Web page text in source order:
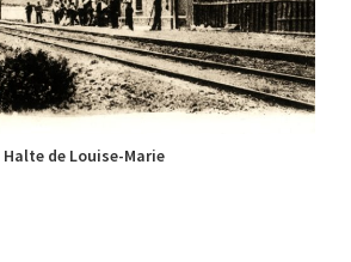
Halte de Louise-Marie